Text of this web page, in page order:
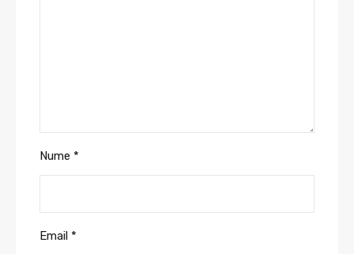
Nume *
Email *